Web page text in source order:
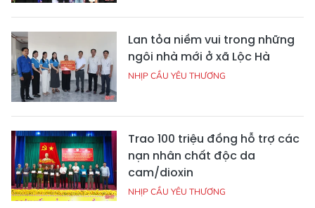
Lan tỏa niềm vui trong những
ngôi nhà mới ở xã Lộc Hà
NHỊP CẦU YÊU THƯƠNG
Trao 100 triệu đồng hỗ trợ các
nạn nhân chất độc da
cam/dioxin
NHỊP CẦU YÊU THƯƠNG